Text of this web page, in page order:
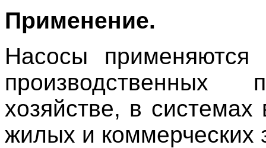
Применение.
Насосы
хозяйстве, в
жилых и коммерческих